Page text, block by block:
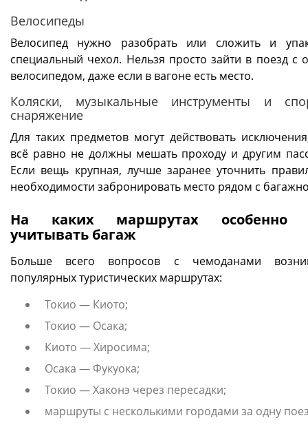
Велосипеды
Велосипед нужно разобрать или сложить и
специальный чехол. Нельзя просто зайти в поезд с
велосипедом, даже если в вагоне есть место.
Коляски, музыкальные инструменты и
снаряжение
Для таких предметов могут действовать
всё равно не должны мешать проходу и другим
Если вещь крупная, лучше заранее уточнить
необходимости забронировать место рядом с
На каких маршрутах особенно
учитывать багаж
Больше всего вопросов с чемоданами
популярных туристических маршрутах:
Токио — Киото;
Токио — Осака;
Киото — Хиросима;
Осака — Фукуока;
Токио — Хаконэ через пересадки;
маршруты с несколькими городами за одну